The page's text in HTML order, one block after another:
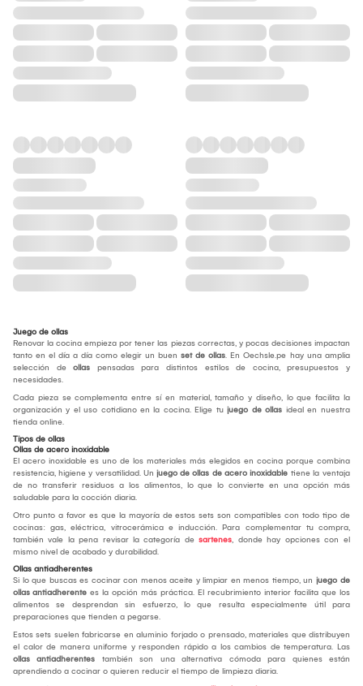
Juego de ollas
Renovar la cocina empieza por tener las piezas correctas, y pocas decisiones impactan
tanto en el día a día como elegir un buen set de ollas. En Oechsle.pe hay una amplia
selección de ollas pensadas para distintos estilos de cocina, presupuestos y
necesidades.
Cada pieza se complementa entre sí en material, tamaño y diseño, lo que facilita la
organización y el uso cotidiano en la cocina. Elige tu juego de ollas ideal en nuestra
tienda online.
Tipos de ollas
Ollas de acero inoxidable
El acero inoxidable es uno de los materiales más elegidos en cocina porque combina
resistencia, higiene y versatilidad. Un juego de ollas de acero inoxidable tiene la ventaja
de no transferir residuos a los alimentos, lo que lo convierte en una opción más
saludable para la cocción diaria.
Otro punto a favor es que la mayoría de estos sets son compatibles con todo tipo de
cocinas: gas, eléctrica, vitrocerámica e inducción. Para complementar tu compra,
también vale la pena revisar la categoría de sartenes, donde hay opciones con el
mismo nivel de acabado y durabilidad.
Ollas antiadherentes
Si lo que buscas es cocinar con menos aceite y limpiar en menos tiempo, un juego de
ollas antiadherente es la opción más práctica. El recubrimiento interior facilita que los
alimentos se desprendan sin esfuerzo, lo que resulta especialmente útil para
preparaciones que tienden a pegarse.
Estos sets suelen fabricarse en aluminio forjado o prensado, materiales que distribuyen
el calor de manera uniforme y responden rápido a los cambios de temperatura. Las
ollas antiadherentes también son una alternativa cómoda para quienes están
aprendiendo a cocinar o quieren reducir el tiempo de limpieza diaria.